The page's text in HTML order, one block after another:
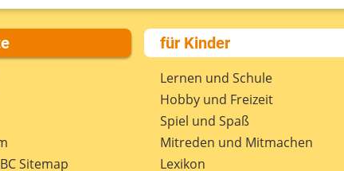
Sitemap
für Kinder
Lernen und Schule
Hobby und Freizeit
Spiel und Spaß
Mitreden und Mitmachen
Lexikon